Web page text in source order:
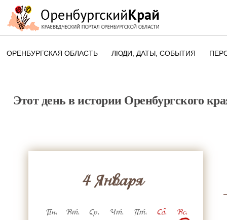
ОРЕНБУРГСКАЯ ОБЛАСТЬ ЛЮДИ, ДАТЫ, CОБЫТИЯ
ПАМЯТНЫЕ ДАТЫ
Этот день в истории Оренбургского
4 Января
Пн. Вт. Ср. Чт. Пт. Сб. Вс.